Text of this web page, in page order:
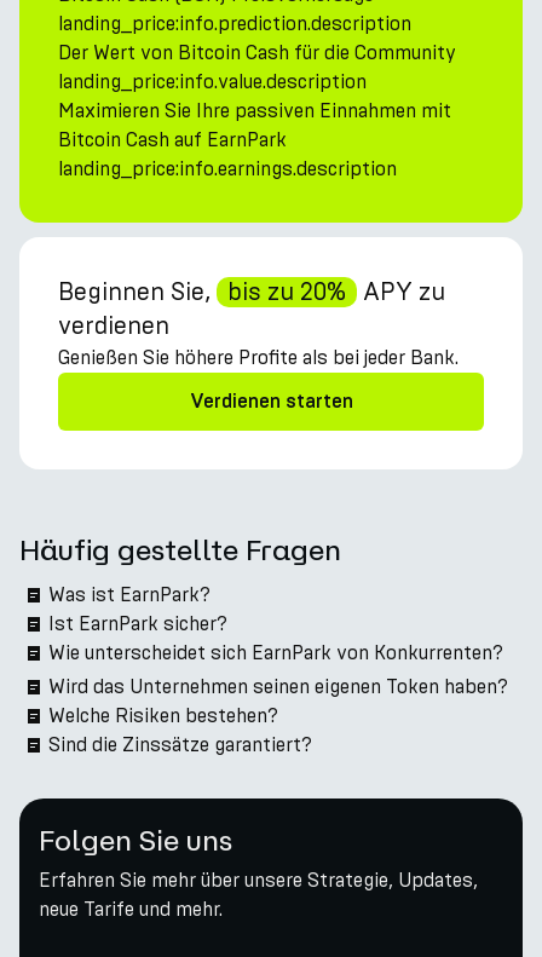
landing_price:info.prediction.description
Der Wert von Bitcoin Cash für die Community
landing_price:info.value.description
Maximieren Sie Ihre passiven Einnahmen mit
Bitcoin Cash auf EarnPark
landing_price:info.earnings.description
Beginnen Sie, bis zu 20%
APY zu
verdienen
Genießen Sie höhere Profite als bei jeder Bank.
Verdienen starten
Häufig gestellte Fragen
Was ist EarnPark?
Ist EarnPark sicher?
Wie unterscheidet sich EarnPark von Konkurrenten?
Wird das Unternehmen seinen eigenen Token haben?
Welche Risiken bestehen?
Sind die Zinssätze garantiert?
Folgen Sie uns
Erfahren Sie mehr über unsere Strategie, Updates,
neue Tarife und mehr.